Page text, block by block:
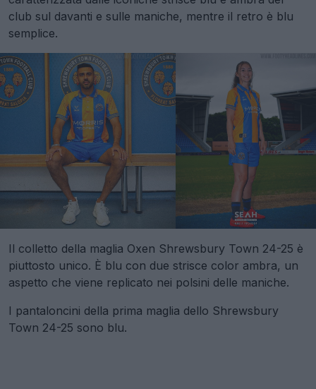
club sul davanti e sulle maniche, mentre il retro è blu
semplice.
Il colletto della maglia Oxen Shrewsbury Town 24-25 è
piuttosto unico. È blu con due strisce color ambra, un
aspetto che viene replicato nei polsini delle maniche.
I pantaloncini della prima maglia dello Shrewsbury
Town 24-25 sono blu.